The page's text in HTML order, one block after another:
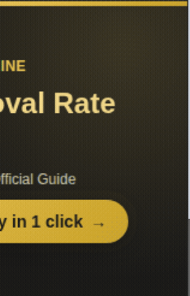
с нами связь,
на наш
2021» Фильм-1